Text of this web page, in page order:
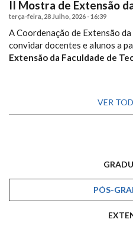
II Mostra de Extensão
terça-feira, 28 Julho, 2026 - 16:39
A Coordenação de Extensão
convidar docentes e alunos a
Extensão da Faculdade de
VER
PÓS-